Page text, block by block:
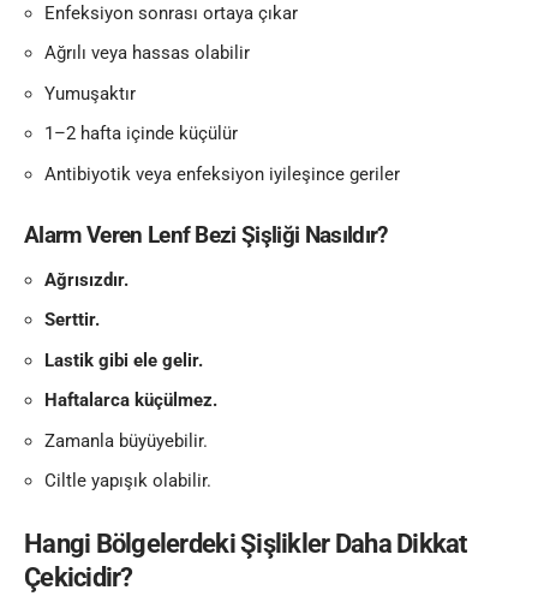
Enfeksiyon sonrası ortaya çıkar
Ağrılı veya hassas olabilir
Yumuşaktır
1–2 hafta içinde küçülür
Antibiyotik veya enfeksiyon iyileşince geriler
Alarm Veren Lenf Bezi Şişliği Nasıldır?
Ağrısızdır.
Serttir.
Lastik gibi ele gelir.
Haftalarca küçülmez.
Zamanla büyüyebilir.
Ciltle yapışık olabilir.
Hangi Bölgelerdeki Şişlikler Daha Dikkat
Çekicidir?